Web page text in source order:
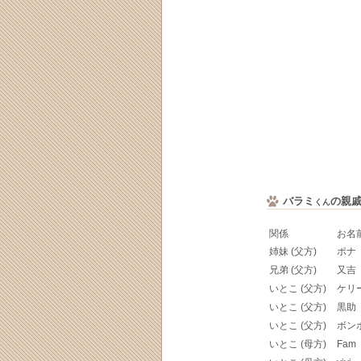
バラミ くんの親
関係
お名
姉妹 (父方)
ポナ
兄弟 (父方)
又吉
いとこ (父方)
ケリ
いとこ (父方)
黒助
いとこ (父方)
ボン
いとこ (母方)
Fam